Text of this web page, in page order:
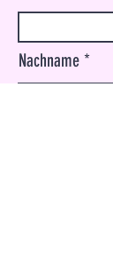
Nachname